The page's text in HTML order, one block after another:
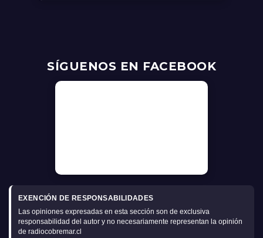
SÍGUENOS EN FACEBOOK
EXENCIÓN DE RESPONSABILIDADES
Las opiniones expresadas en esta sección son de exclusiva
responsabilidad del autor y no necesariamente representan la opinión
de radiocobremar.cl